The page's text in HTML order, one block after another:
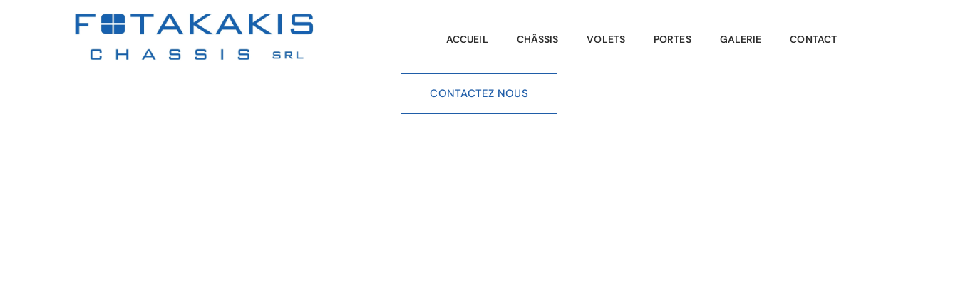
ACCUEIL CHÂSSIS VOLETS PORTES GALERIE CONTACT
CONTACTEZ NOUS